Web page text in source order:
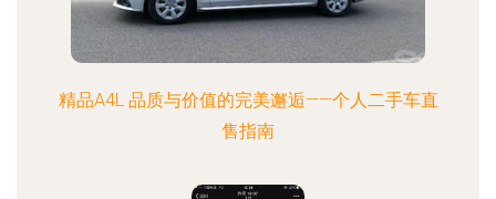
精品A4L 品质与价值的完美邂逅——个人二手车直
售指南